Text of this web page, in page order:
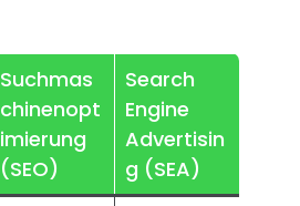
Suchmas
chinenopt
imierung
(SEO)
Search
Engine
Advertisin
g (SEA)